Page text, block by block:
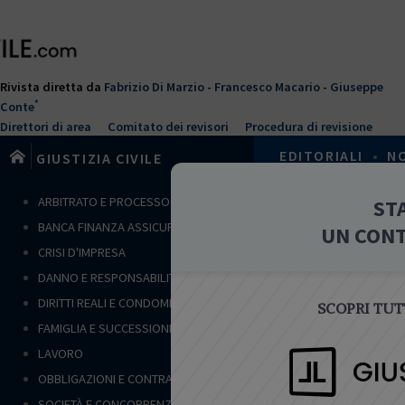
UN
SCOPRI
contenuto
Rivista diretta da Fabrizio Di Marzio - Francesco Macario - Giuseppe
Conte*
Direttori di area Comitato dei revisori Procedura di revisione
GIUSTIZIA CIVILE EDITORIALI •
i
NOTE
FAMIGLIA E
Il
ARBITRATO E PROCESSO CIVILE
BANCA FINANZA ASSICURAZIONI
CRISI D'IMPRESA
DANNO E RESPONSABILITÀ
DIRITTI REALI E CONDOMINIO
FAMIGLIA E SUCCESSIONI
LAVORO
OBBLIGAZIONI E CONTRATTI